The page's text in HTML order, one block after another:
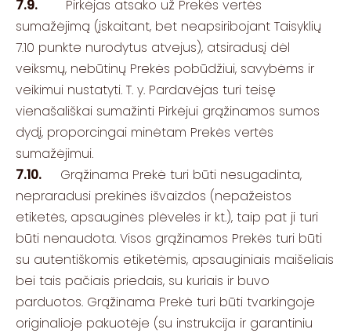
7.9. Pirkėjas atsako už Prekės vertės
sumažėjimą (įskaitant, bet neapsiribojant Taisyklių
7.10 punkte nurodytus atvejus), atsiradusį dėl
veiksmų, nebūtinų Prekės pobūdžiui, savybėms ir
veikimui nustatyti. T. y. Pardavėjas turi teisę
vienašališkai sumažinti Pirkėjui grąžinamos sumos
dydį, proporcingai minėtam Prekės vertės
sumažėjimui.
7.10. Grąžinama Prekė turi būti nesugadinta,
nepraradusi prekinės išvaizdos (nepažeistos
etiketės, apsauginės plėvelės ir kt.), taip pat ji turi
būti nenaudota. Visos grąžinamos Prekės turi būti
su autentiškomis etiketėmis, apsauginiais maišeliais
bei tais pačiais priedais, su kuriais ir buvo
parduotos. Grąžinama Prekė turi būti tvarkingoje
originalioje pakuotėje (su instrukcija ir garantiniu